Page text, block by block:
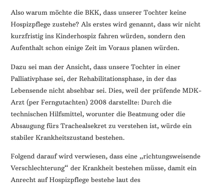
Also warum möchte die BKK, dass unserer Tochter keine
Hospizpflege zustehe? Als erstes wird genannt, dass wir nicht
kurzfristig ins Kinderhospiz fahren würden, sondern den
Aufenthalt schon einige Zeit im Voraus planen würden.
Dazu sei man der Ansicht, dass unsere Tochter in einer
Palliativphase sei, der Rehabilitationsphase, in der das
Lebensende nicht absehbar sei. Dies, weil der prüfende MDK-
Arzt (per Ferngutachten) 2008 darstellte: Durch die
technischen Hilfsmittel, worunter die Beatmung oder die
Absaugung fürs Trachealsekret zu verstehen ist, würde ein
stabiler Krankheitszustand bestehen.
Folgend darauf wird verwiesen, dass eine „richtungsweisende
Verschlechterung“ der Krankheit bestehen müsse, damit ein
Anrecht auf Hospizpflege bestehe laut des